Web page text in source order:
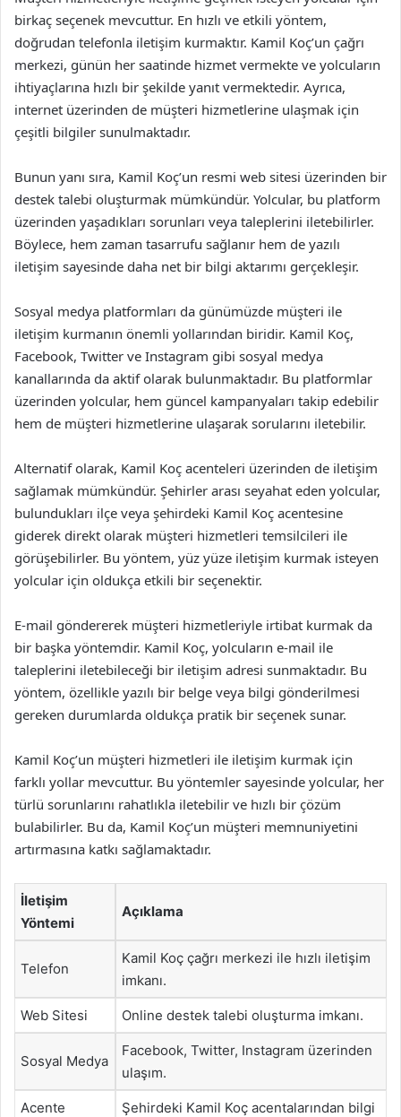
birkaç seçenek mevcuttur. En hızlı ve etkili yöntem,
doğrudan telefonla iletişim kurmaktır. Kamil Koç’un çağrı
merkezi, günün her saatinde hizmet vermekte ve yolcuların
ihtiyaçlarına hızlı bir şekilde yanıt vermektedir. Ayrıca,
internet üzerinden de müşteri hizmetlerine ulaşmak için
çeşitli bilgiler sunulmaktadır.
Bunun yanı sıra, Kamil Koç’un resmi web sitesi üzerinden bir
destek talebi oluşturmak mümkündür. Yolcular, bu platform
üzerinden yaşadıkları sorunları veya taleplerini iletebilirler.
Böylece, hem zaman tasarrufu sağlanır hem de yazılı
iletişim sayesinde daha net bir bilgi aktarımı gerçekleşir.
Sosyal medya platformları da günümüzde müşteri ile
iletişim kurmanın önemli yollarından biridir. Kamil Koç,
Facebook, Twitter ve Instagram gibi sosyal medya
kanallarında da aktif olarak bulunmaktadır. Bu platformlar
üzerinden yolcular, hem güncel kampanyaları takip edebilir
hem de müşteri hizmetlerine ulaşarak sorularını iletebilir.
Alternatif olarak, Kamil Koç acenteleri üzerinden de iletişim
sağlamak mümkündür. Şehirler arası seyahat eden yolcular,
bulundukları ilçe veya şehirdeki Kamil Koç acentesine
giderek direkt olarak müşteri hizmetleri temsilcileri ile
görüşebilirler. Bu yöntem, yüz yüze iletişim kurmak isteyen
yolcular için oldukça etkili bir seçenektir.
E-mail göndererek müşteri hizmetleriyle irtibat kurmak da
bir başka yöntemdir. Kamil Koç, yolcuların e-mail ile
taleplerini iletebileceği bir iletişim adresi sunmaktadır. Bu
yöntem, özellikle yazılı bir belge veya bilgi gönderilmesi
gereken durumlarda oldukça pratik bir seçenek sunar.
Kamil Koç’un müşteri hizmetleri ile iletişim kurmak için
farklı yollar mevcuttur. Bu yöntemler sayesinde yolcular, her
türlü sorunlarını rahatlıkla iletebilir ve hızlı bir çözüm
bulabilirler. Bu da, Kamil Koç’un müşteri memnuniyetini
artırmasına katkı sağlamaktadır.
İletişim
Yöntemi
Açıklama
Telefon
Kamil Koç çağrı merkezi ile hızlı iletişim
imkanı.
Web Sitesi Online destek talebi oluşturma imkanı.
Sosyal Medya
Facebook, Twitter, Instagram üzerinden
ulaşım.
Acente
Şehirdeki Kamil Koç acentalarından bilgi